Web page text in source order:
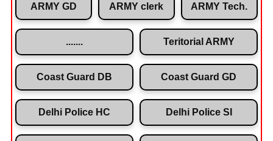
ARMY GD ARMY clerk ARMY Tech.
Teritorial ARMY
Coast Guard DB Coast Guard GD
Delhi Police HC Delhi Police SI